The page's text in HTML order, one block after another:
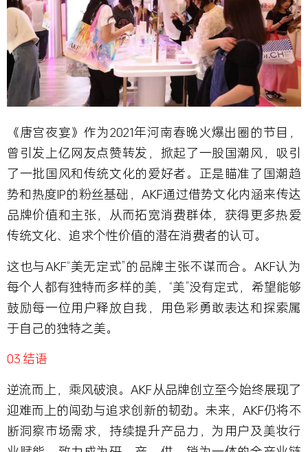
《唐宫夜宴》作为2021年河南春晚火爆出圈的节目，
曾引发上亿网友点赞转发，掀起了一股国潮风，吸引
了一批国风和传统文化的爱好者。正是瞄准了国潮趋
势和热度IP的粉丝基础，AKF通过借势文化内涵来传达
品牌价值和主张，从而拓宽消费群体，获得更多热爱
传统文化、追求个性价值的潜在消费者的认可。
这也与AKF“美无定式”的品牌主张不谋而合。AKF认为
每个人都有独特而多样的美，“美”没有定式，希望能够
鼓励每一位用户释放自我，用色彩勇敢表达和探索属
于自己的独特之美。
03.结语
逆流而上，乘风破浪。AKF从品牌创立至今始终展现了
迎难而上的闯劲与追求创新的韧劲。未来，AKF仍将不
断洞察市场需求，持续提升产品力，为用户及美妆行